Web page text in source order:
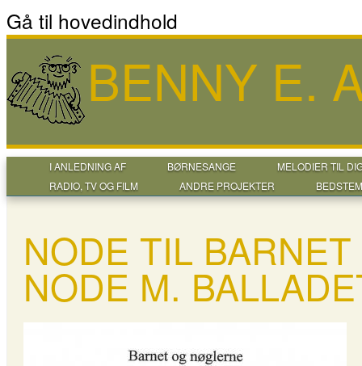
Gå til hovedindhold
BENNY E.
I ANLEDNING AF BØRNESANGE
MELODIER TIL
RADIO, TV OG FILM
ANDRE PROJEKTER
NODE TIL
NODE M.